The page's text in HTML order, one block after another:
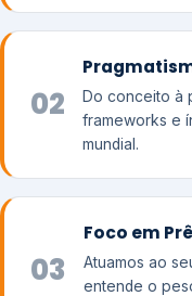
02
Do conceito à
frameworks e
mundial.
03
Foco em
Atuamos ao
entende o